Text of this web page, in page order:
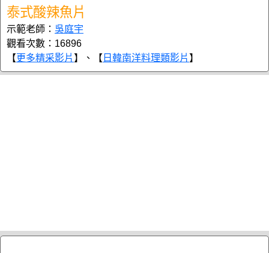
泰式酸辣魚片
示範老師： 吳庭宇
觀看次數：16896
【更多精采影片 】、【 日韓南洋料理類影片 】